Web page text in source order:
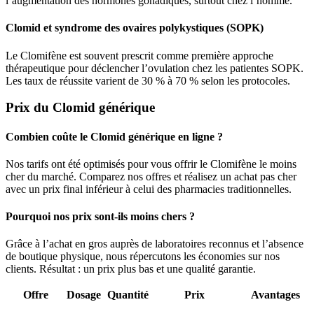
Clomid et syndrome des ovaires polykystiques (SOPK)
Le Clomifène est souvent prescrit comme première approche
thérapeutique pour déclencher l’ovulation chez les patientes SOPK.
Les taux de réussite varient de 30 % à 70 % selon les protocoles.
Prix du Clomid générique
Combien coûte le Clomid générique en ligne ?
Nos tarifs ont été optimisés pour vous offrir le Clomifène le moins
cher du marché. Comparez nos offres et réalisez un achat pas cher
avec un prix final inférieur à celui des pharmacies traditionnelles.
Pourquoi nos prix sont-ils moins chers ?
Grâce à l’achat en gros auprès de laboratoires reconnus et l’absence
de boutique physique, nous répercutons les économies sur nos
clients. Résultat : un prix plus bas et une qualité garantie.
Offre Dosage Quantité Prix Avantages